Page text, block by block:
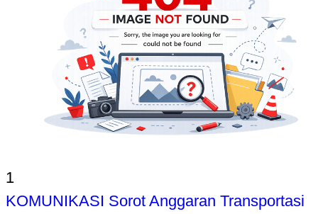
1
KOMUNIKASI Sorot Anggaran Transportasi